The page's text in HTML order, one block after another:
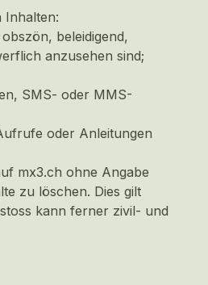
Inhalten:
beleidigend,
anzusehen sind;
SMS- oder MMS-
oder Anleitungen
mx3.ch ohne Angabe
zu löschen. Dies gilt
kann ferner zivil- und